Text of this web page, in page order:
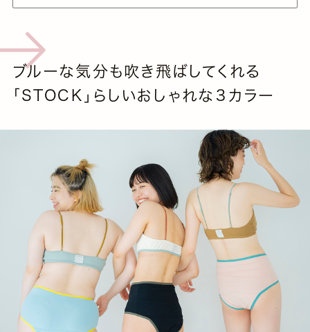
ブルーな気分も吹き飛ばしてくれる
「STOCK」らしいおしゃれな３カラー